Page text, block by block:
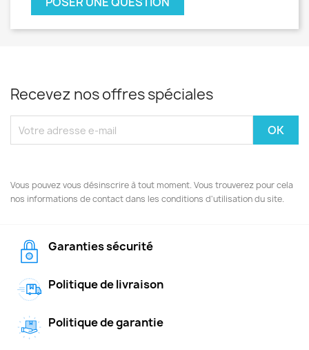
Recevez nos offres spéciales
Vous pouvez vous désinscrire à tout moment. Vous trouverez pour cela
nos informations de contact dans les conditions d'utilisation du site.
Garanties sécurité
Politique de livraison
Politique de garantie